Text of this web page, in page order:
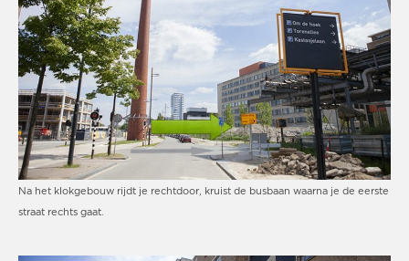
Na het klokgebouw rijdt je rechtdoor, kruist de busbaan waarna je de eerste
straat rechts gaat.